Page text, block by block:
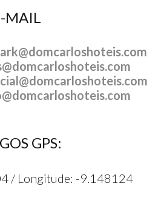
MAIL
GPS:
/ Longitude: -9.148124